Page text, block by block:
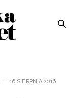
16 SIERPNIA 2016